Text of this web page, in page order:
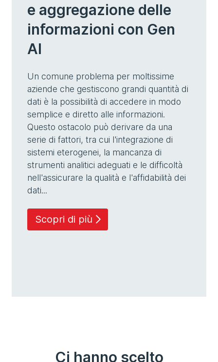
e aggregazione delle
informazioni con Gen
AI
Un comune problema per moltissime
aziende che gestiscono grandi quantità di
dati è la possibilità di accedere in modo
semplice e diretto alle informazioni.
Questo ostacolo può derivare da una
serie di fattori, tra cui l'integrazione di
sistemi eterogenei, la mancanza di
strumenti analitici adeguati e le difficoltà
nell'assicurare la qualità e l'affidabilità dei
dati...
Scopri di più
Ci hanno scelto